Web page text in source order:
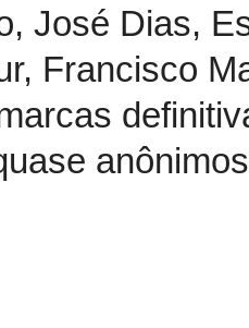
José Dias,
Francisco